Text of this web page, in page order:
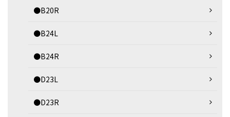
●B20R
●B24L
●B24R
●D23L
●D23R